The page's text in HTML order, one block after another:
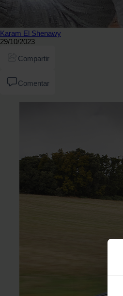
Karam El Shenawy
29/10/2023
Compartir
Comentar